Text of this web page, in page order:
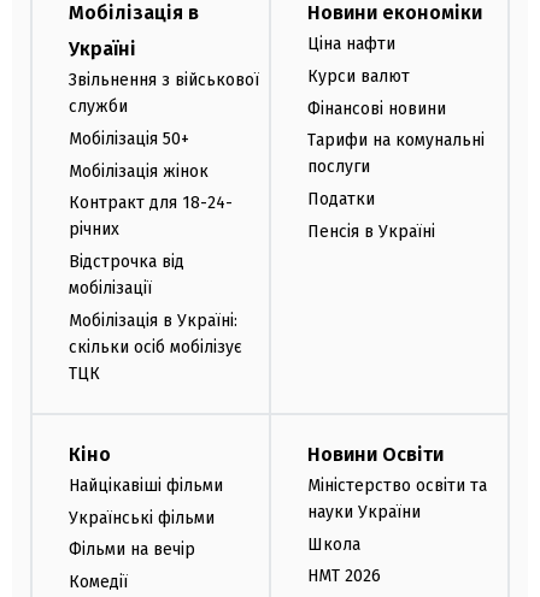
Мобілізація в
Україні
Звільнення з військової
служби
Мобілізація 50+
Мобілізація жінок
Контракт для 18-24-
річних
Відстрочка від
мобілізації
Мобілізація в Україні:
скільки осіб мобілізує
ТЦК
Новини економіки
Ціна нафти
Курси валют
Фінансові новини
Тарифи на комунальні
послуги
Податки
Пенсія в Україні
Кіно
Найцікавіші фільми
Українські фільми
Фільми на вечір
Комедії
Новини Освіти
Міністерство освіти та
науки України
Школа
НМТ 2026